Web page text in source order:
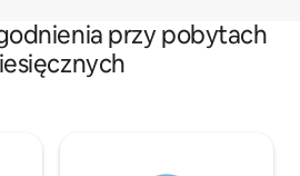
przy pobytach